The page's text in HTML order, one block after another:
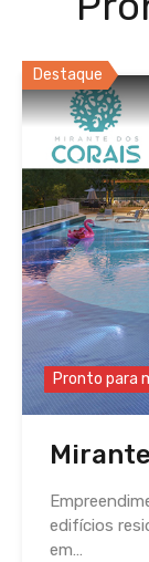
Destaque
Pronto para
edifícios
em…